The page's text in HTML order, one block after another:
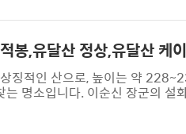
봉,유달산 정상,유달산 케
징적인 산으로, 높이는 약
는 명소입니다. 이순신 장군의
하며 다도해 전망을 즐길 수 있
뷰 를 만끽하였습니다. ▲ 노적